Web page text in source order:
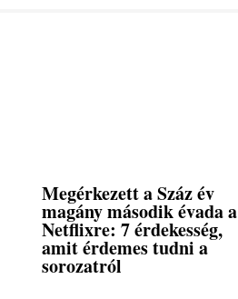
Megérkezett a Száz év
magány második évada a
Netflixre: 7 érdekesség,
amit érdemes tudni a
sorozatról